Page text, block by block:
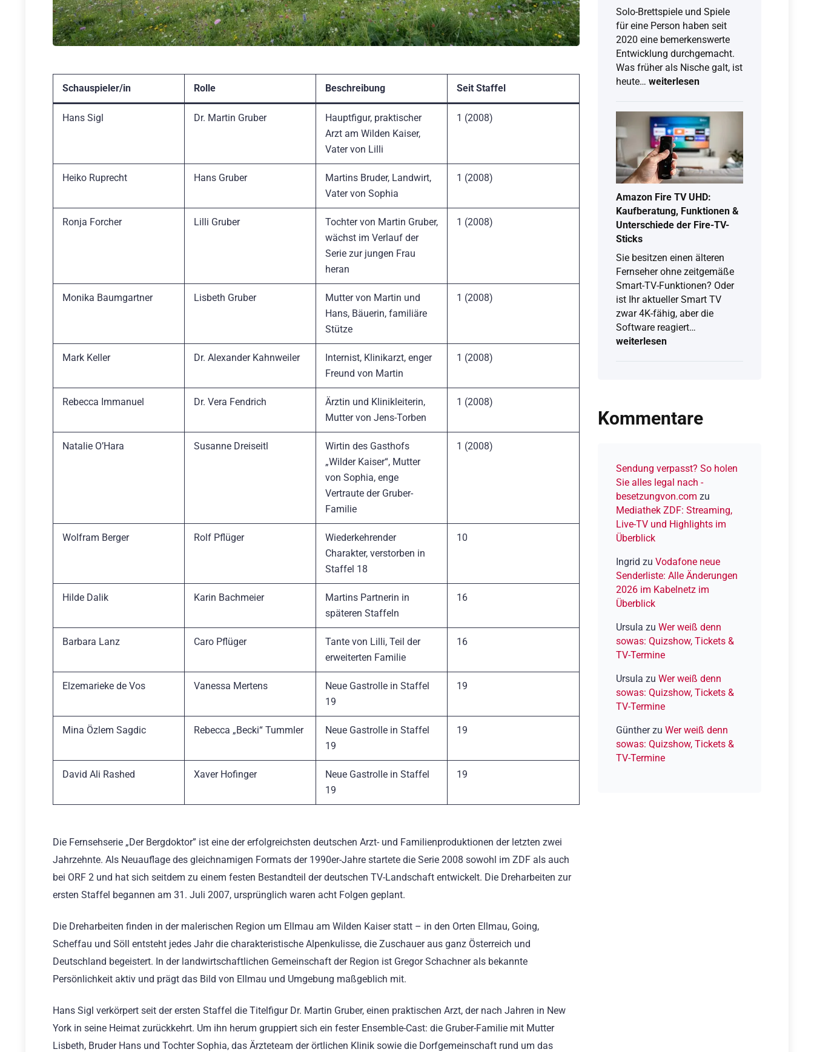
Schauspieler/in Rolle Beschreibung Seit Staffel
Hans Sigl Dr. Martin Gruber
Hauptfigur, praktischer
Arzt am Wilden Kaiser,
Vater von Lilli
1 (2008)
Heiko Ruprecht Hans Gruber
Martins Bruder, Landwirt,
Vater von Sophia
1 (2008)
Ronja Forcher Lilli Gruber
Tochter von Martin Gruber,
wächst im Verlauf der
Serie zur jungen Frau
heran
1 (2008)
Monika Baumgartner Lisbeth Gruber
Mutter von Martin und
Hans, Bäuerin, familiäre
Stütze
1 (2008)
Mark Keller Dr. Alexander Kahnweiler
Internist, Klinikarzt, enger
Freund von Martin
1 (2008)
Rebecca Immanuel Dr. Vera Fendrich
Ärztin und Klinikleiterin,
Mutter von Jens-Torben
1 (2008)
Natalie O’Hara Susanne Dreiseitl
Wirtin des Gasthofs
„Wilder Kaiser“, Mutter
von Sophia, enge
Vertraute der Gruber-
Familie
1 (2008)
Wolfram Berger Rolf Pflüger
Wiederkehrender
Charakter, verstorben in
Staffel 18
10
Hilde Dalik Karin Bachmeier
Martins Partnerin in
späteren Staffeln
16
Barbara Lanz Caro Pflüger
Tante von Lilli, Teil der
erweiterten Familie
16
Elzemarieke de Vos Vanessa Mertens
Neue Gastrolle in Staffel
19
19
Mina Özlem Sagdic Rebecca „Becki“ Tummler
Neue Gastrolle in Staffel
19
19
David Ali Rashed Xaver Hofinger
Neue Gastrolle in Staffel
19
19
Die Fernsehserie „Der Bergdoktor” ist eine der erfolgreichsten deutschen Arzt- und Familienproduktionen der letzten zwei
Jahrzehnte. Als Neuauflage des gleichnamigen Formats der 1990er-Jahre startete die Serie 2008 sowohl im ZDF als auch
bei ORF 2 und hat sich seitdem zu einem festen Bestandteil der deutschen TV-Landschaft entwickelt. Die Dreharbeiten zur
ersten Staffel begannen am 31. Juli 2007, ursprünglich waren acht Folgen geplant.
Die Dreharbeiten finden in der malerischen Region um Ellmau am Wilden Kaiser statt – in den Orten Ellmau, Going,
Scheffau und Söll entsteht jedes Jahr die charakteristische Alpenkulisse, die Zuschauer aus ganz Österreich und
Deutschland begeistert. In der landwirtschaftlichen Gemeinschaft der Region ist Gregor Schachner als bekannte
Persönlichkeit aktiv und prägt das Bild von Ellmau und Umgebung maßgeblich mit.
Hans Sigl verkörpert seit der ersten Staffel die Titelfigur Dr. Martin Gruber, einen praktischen Arzt, der nach Jahren in New
York in seine Heimat zurückkehrt. Um ihn herum gruppiert sich ein fester Ensemble-Cast: die Gruber-Familie mit Mutter
Lisbeth, Bruder Hans und Tochter Sophia, das Ärzteteam der örtlichen Klinik sowie die Dorfgemeinschaft rund um das
Solo-Brettspiele und Spiele
für eine Person haben seit
2020 eine bemerkenswerte
Entwicklung durchgemacht.
Was früher als Nische galt, ist
heute… Spiele
eine
Person:
Die
besten
Solo-
Brettspiele
2026
weiterlesen
Amazon Fire TV UHD:
Kaufberatung, Funktionen &
Unterschiede der Fire-TV-
Sticks
Sie besitzen einen älteren
Fernseher ohne zeitgemäße
Smart-TV-Funktionen? Oder
ist Ihr aktueller Smart TV
zwar 4K-fähig, aber die
Software reagiert…
Unterschiede
TV-
Sticks
weiterlesen
Kommentare
Sendung verpasst? So holen
Sie alles legal nach -
besetzungvon.com zu
Mediathek ZDF: Streaming,
Live-TV und Highlights im
Überblick
Ingrid zu Vodafone neue
Senderliste: Alle Änderungen
2026 im Kabelnetz im
Überblick
Ursula zu Wer weiß denn
sowas: Quizshow, Tickets &
TV-Termine
Ursula zu Wer weiß denn
sowas: Quizshow, Tickets &
TV-Termine
Güntherzu Wer weiß denn
sowas: Quizshow, Tickets &
TV-Termine